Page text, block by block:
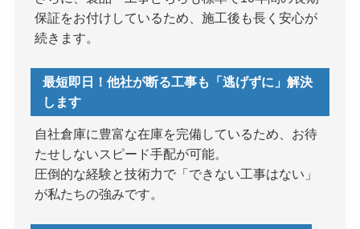
保証をお付けしているため、施工後も長く安心が
続きます。
最短即日！他社が断る工事も「逃げずに」解決
します
自社倉庫に豊富な在庫を完備しているため、お待
たせしないスピード手配が可能。
圧倒的な経験と技術力で「できない工事はない」
が私たちの強みです。